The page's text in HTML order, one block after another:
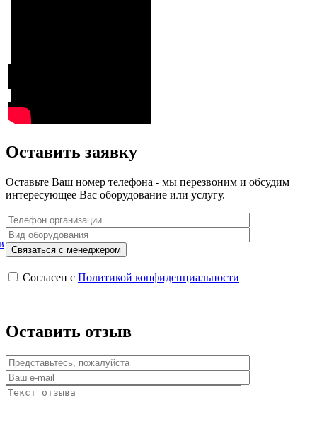
Оставить заявку
Оставьте Ваш номер телефона - мы перезвоним и обсудим
интересующее Вас оборудование или услугу.
Согласен с Политикой конфиденциальности
Оставить отзыв